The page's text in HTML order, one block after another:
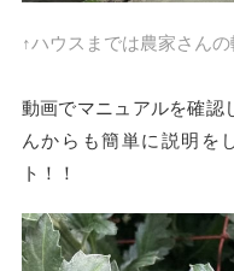
↑ハウスまでは農家さん
動画でマニュアルを確認
んからも簡単に説明を
ト！！